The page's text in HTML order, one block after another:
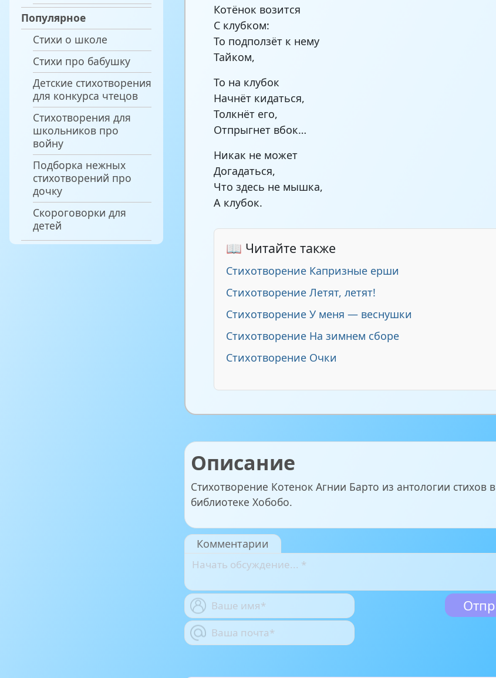
Популярное
Стихи о школе
Стихи про бабушку
Детские стихотворения
для конкурса чтецов
Стихотворения для
школьников про
войну
Подборка нежных
стихотворений про
дочку
Скороговорки для
детей
Котёнок возится
С клубком:
То подползёт к нему
Тайком,
То на клубок
Начнёт кидаться,
Толкнёт его,
Отпрыгнет вбок…
Никак не может
Догадаться,
Что здесь не мышка,
А клубок.
📖 Читайте также
Стихотворение Капризные ерши
Стихотворение Летят, летят!
Стихотворение У меня — веснушки
Стихотворение На зимнем сборе
Стихотворение Очки
Описание
Стихотворение Котенок Агнии Барто из антологии стихов в
библиотеке Хобобо.
Комментарии